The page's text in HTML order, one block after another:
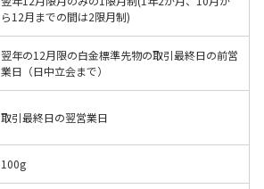
ら12月までの間は2限月制)
翌年の12月限の白金標準先物の取引最終日の前営
業日（日中立会まで）
取引最終日の翌営業日
100g